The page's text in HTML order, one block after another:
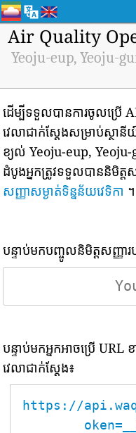
Air Quality
Yeoju-eup, Yeoju-
ដើម្បីទទួលបានការចូលប្រើ
វេលាជាក់ស្តែងសម្រាប់ស្ថ
ខ្យល់ Yeoju-eup,
ដំបូងអ្នកត្រូវទទួលបាននិមិត្ត
សញ្ញាសម្ងាត់ទិន្នន័យវេទិកា ។
បន្ទាប់មកបញ្ចូលនិមិត្តសញ្ញា
បន្ទាប់មកអ្នកអាចប្រើ URL
វេលាជាក់ស្តែង៖
https://